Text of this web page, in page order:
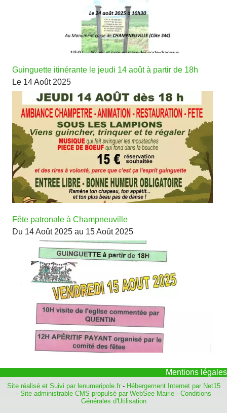
Guinguette itinérante le jeudi 14 août à partir de 18h
Le 14 Août 2025
Fête patronale à Champneuville
Du 14 Août 2025 au 15 Août 2025
Mentions légales
Site réalisé et Suivi par lenumeripole.fr- Hébergement Internet par Net15
- Site administrable CMS propulsé par WebSee Mairie- Conditions
Générales d'Utilisation